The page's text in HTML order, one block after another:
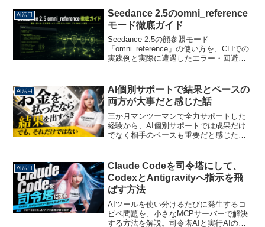
AI活用
Seedance 2.5のomni_reference
モード徹底ガイド
Seedance 2.5の顔参照モード
「omni_reference」の使い方を、CLIでの
実践例と実際に遭遇したエラー・回避策
AI活用
AI個別サポートで結果とペースの
両方が大事だと感じた話
三か月マンツーマンで全力サポートした
経験から、AI個別サポートでは成果だけ
でなく相手のペースも重要だと感じた
AI活用
Claude Codeを司令塔にして、
CodexとAntigravityへ指示を飛
ばす方法
AIツールを使い分けるたびに発生するコ
ピペ問題を、小さなMCPサーバーで解決
する方法を解説。司令塔AIと実行AIの役